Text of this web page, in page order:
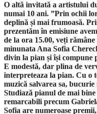
O altă invitată a artistului
numai 10 ani. ”Prin ochii
deplină și mai frumoasă.
prezentăm în emisiune
de la ora 15.00, veți
minunata Ana Sofia
divin la pian și își compune
E modestă, dar plina de
interpreteaza la pian. Cu o
muzică salvarea sa,
Studiază pianul de mai
remarcabili precum
Sofia are numeroase